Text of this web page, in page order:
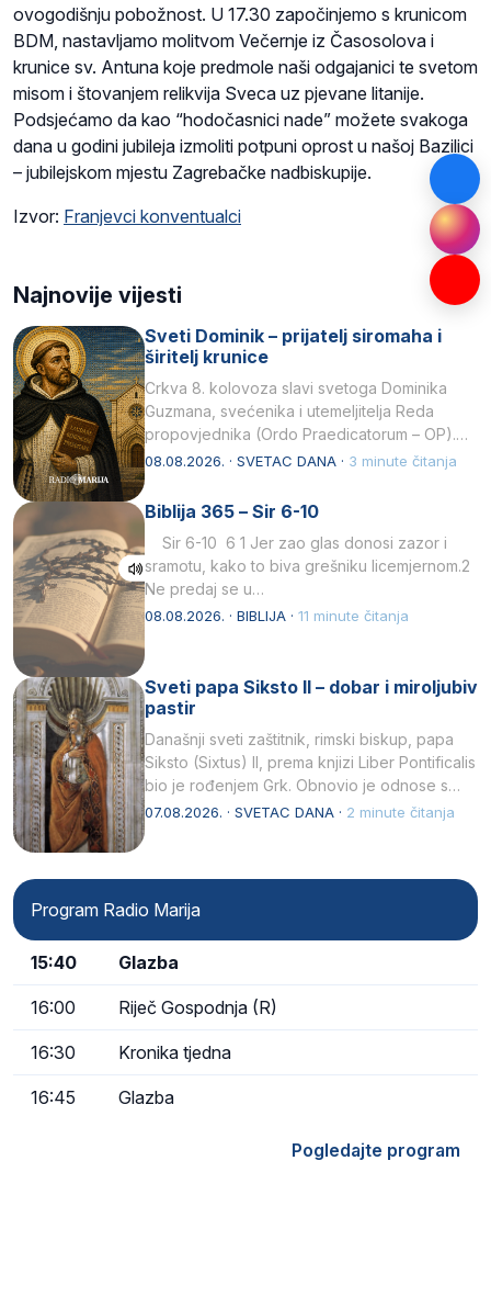
ovogodišnju pobožnost. U 17.30 započinjemo s krunicom
BDM, nastavljamo molitvom Večernje iz Časosolova i
krunice sv. Antuna koje predmole naši odgajanici te svetom
misom i štovanjem relikvija Sveca uz pjevane litanije.
Podsjećamo da kao “hodočasnici nade” možete svakoga
dana u godini jubileja izmoliti potpuni oprost u našoj Bazilici
– jubilejskom mjestu Zagrebačke nadbiskupije.
Izvor: Franjevci konventualci
Najnovije vijesti
Sveti Dominik – prijatelj siromaha i
širitelj krunice
Crkva 8. kolovoza slavi svetoga Dominika
Guzmana, svećenika i utemeljitelja Reda
propovjednika (Ordo Praedicatorum – OP).
Svojim životom, dubokom ljubavlju prema
08.08.2026. · SVETAC DANA · 3 minute čitanja
Biblija 365 – Sir 6-10
Sir 6-10 6 1 Jer zao glas donosi zazor i
sramotu, kako to biva grešniku licemjernom.2
Ne predaj se u…
08.08.2026. · BIBLIJA · 11 minute čitanja
Sveti papa Siksto II – dobar i miroljubiv
pastir
Današnji sveti zaštitnik, rimski biskup, papa
Siksto (Sixtus) II, prema knjizi Liber Pontificalis
bio je rođenjem Grk. Obnovio je odnose s
afričkim…
07.08.2026. · SVETAC DANA · 2 minute čitanja
Program Radio Marija
15:40 Glazba
16:00 Riječ Gospodnja (R)
16:30 Kronika tjedna
16:45 Glazba
Pogledajte program